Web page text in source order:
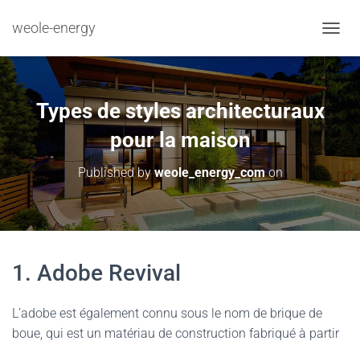
weole-energy
Types de styles architecturaux
pour la maison
Published byweole_energy_comon
1. Adobe Revival
L’adobe est également connu sous le nom de brique de
boue, qui est un matériau de construction fabriqué à partir